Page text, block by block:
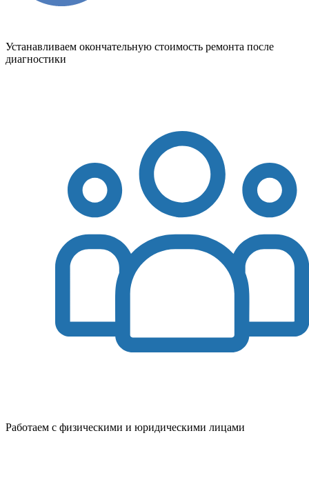
Устанавливаем окончательную стоимость ремонта после
диагностики
Работаем с физическими и юридическими лицами